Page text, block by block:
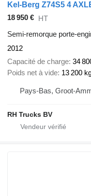
Kel-Berg Z74S5 4
18 950 € HT
Semi-remorque porte-
2012
Capacité de charge 34
Poids net à vide 13 200
Pays-Bas, Groot-
RH Trucks BV